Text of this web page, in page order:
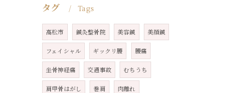
タグ Tags
高松市 鍼灸整骨院 美容鍼 美顔鍼
フェイシャル ギックリ腰 腰痛
坐骨神経痛 交通事故 むちうち
肩甲骨はがし 巻肩 肉離れ